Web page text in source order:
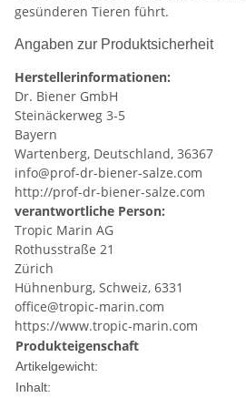
gesünderen Tieren führt.
Angaben zur Produktsicherheit
Herstellerinformationen:
Dr. Biener GmbH
Steinäckerweg 3-5
Bayern
Wartenberg, Deutschland, 36367
info@prof-dr-biener-salze.com
http://prof-dr-biener-salze.com
verantwortliche Person:
Tropic Marin AG
Rothusstraße 21
Zürich
Hühnenburg, Schweiz, 6331
office@tropic-marin.com
https://www.tropic-marin.com
Produkteigenschaft
Artikelgewicht:
Inhalt: